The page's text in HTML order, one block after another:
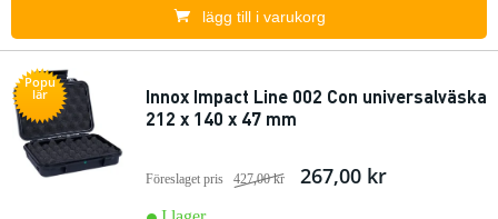
lägg till i varukorg
Popu
lär
Innox Impact Line 002 Con universalväska
212 x 140 x 47 mm
Föreslaget pris 427,00 kr 267,00 kr